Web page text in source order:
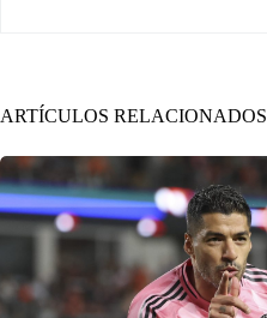
ARTÍCULOS RELACIONADOS